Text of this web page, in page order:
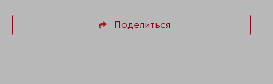
Поделиться